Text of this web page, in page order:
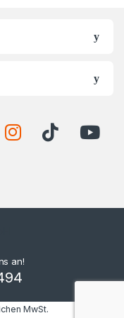
an!
MwSt.